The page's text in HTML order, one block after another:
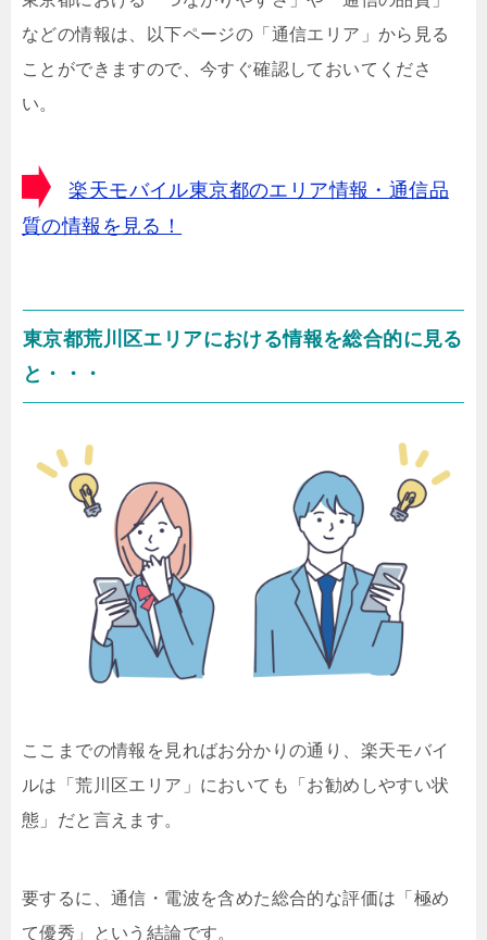
などの情報は、以下ページの「通信エリア」から見る
ことができますので、今すぐ確認しておいてくださ
い。
楽天モバイル東京都のエリア情報・通信品
質の情報を見る！
東京都荒川区エリアにおける情報を総合的に見る
と・・・
ここまでの情報を見ればお分かりの通り、楽天モバイ
ルは「荒川区エリア」においても「お勧めしやすい状
態」だと言えます。
要するに、通信・電波を含めた総合的な評価は「極め
て優秀」という結論です。